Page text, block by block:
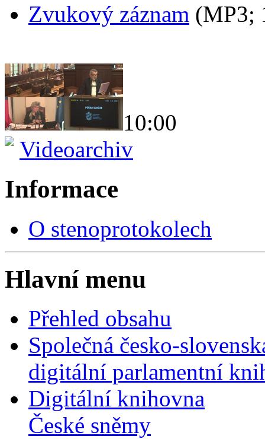
Zvukový záznam (MP3;
10:00
Videoarchiv
Informace
O stenoprotokolech
Hlavní menu
Přehled obsahu
Společná česko-
digitální parlamentní
Digitální knihovna
České sněmy